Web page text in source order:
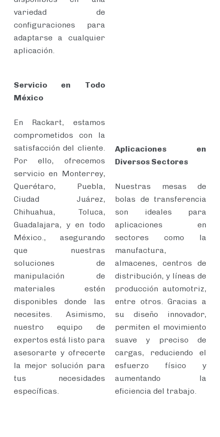
variedad de
configuraciones para
adaptarse a cualquier
aplicación.
Servicio en Todo
México
En Rackart, estamos
comprometidos con la
satisfacción del cliente.
Por ello, ofrecemos
servicio en Monterrey,
Querétaro, Puebla,
Ciudad Juárez,
Chihuahua, Toluca,
Guadalajara, y en todo
México., asegurando
que nuestras
soluciones de
manipulación de
materiales estén
disponibles donde las
necesites. Asimismo,
nuestro equipo de
expertos está listo para
asesorarte y ofrecerte
la mejor solución para
tus necesidades
específicas.
Aplicaciones en
Diversos Sectores
Nuestras mesas de
bolas de transferencia
son ideales para
aplicaciones en
sectores como la
manufactura,
almacenes, centros de
distribución, y líneas de
producción automotriz,
entre otros. Gracias a
su diseño innovador,
permiten el movimiento
suave y preciso de
cargas, reduciendo el
esfuerzo físico y
aumentando la
eficiencia del trabajo.